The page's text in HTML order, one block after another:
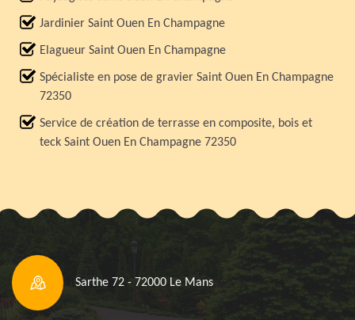
Jardinier Saint Ouen En Champagne
Elagueur Saint Ouen En Champagne
Spécialiste en pose de gravier Saint Ouen En Champagne
72350
Service de création de terrasse en composite, bois et
teck Saint Ouen En Champagne 72350
Sarthe 72 - 72000 Le Mans